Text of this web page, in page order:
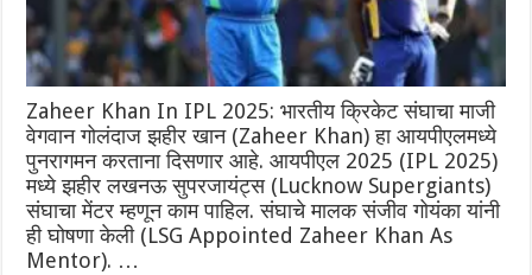
Zaheer Khan In IPL 2025: भारतीय क्रिकेट संघाचा माजी
वेगवान गोलंदाज झहीर खान (Zaheer Khan) हा आयपीएलमध्ये
पुनरागमन करताना दिसणार आहे. आयपीएल 2025 (IPL 2025)
मध्ये झहीर लखनऊ सुपरजायंट्स (Lucknow Supergiants)
संघाचा मेंटर म्हणून काम पाहिल. संघाचे मालक संजीव गोयंका यांनी
ही घोषणा केली (LSG Appointed Zaheer Khan As
Mentor). …